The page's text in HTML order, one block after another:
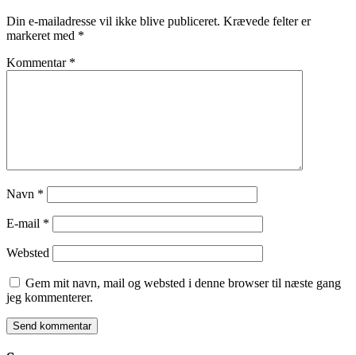
Din e-mailadresse vil ikke blive publiceret. Krævede felter er
markeret med *
Kommentar *
Navn *
E-mail *
Websted
Gem mit navn, mail og websted i denne browser til næste gang
jeg kommenterer.